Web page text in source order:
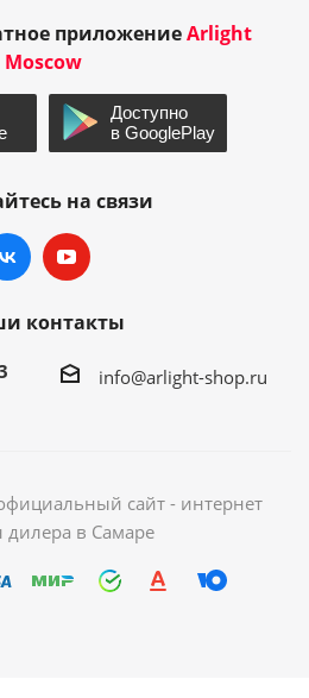
приложениеArlight
Moscow
на связи
контакты
info@arlight-shop.ru
сайт - интернет
дилера в Самаре